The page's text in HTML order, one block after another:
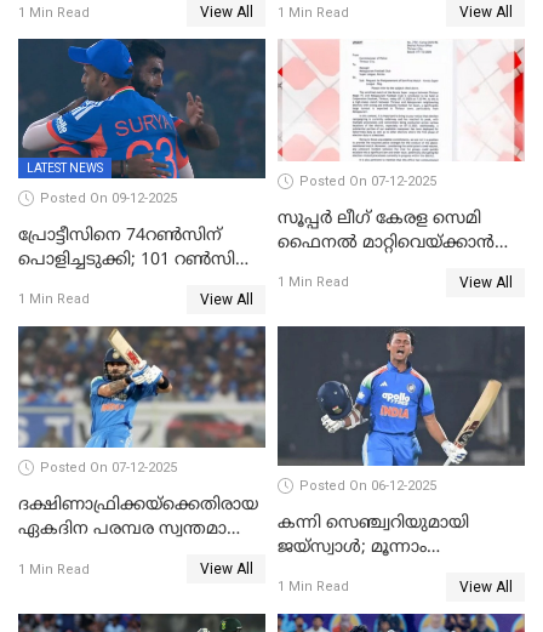
1 Min Read View All 1 Min Read View All
LATEST NEWS
Posted On 09-12-2025
പ്രോട്ടീസിനെ 74റൺസിന്‌
പൊളിച്ചടുക്കി; 101 റൺസിന്റെ
വിക്കറ്റ് തികയ്ക്കുന്ന
താരമായി ബുമ്ര
1 Min Read View All
Posted On 07-12-2025
സൂപ്പർ ലീഗ് കേരള സെമി
ഫൈനൽ മാറ്റിവെയ്ക്കാൻ
1 Min Read View All
Posted On 07-12-2025
ദക്ഷിണാഫ്രിക്കയ്‌ക്കെതിരായ
ഏകദിന പരമ്പര സ്വന്തമാക്കി
1 Min Read View All
Posted On 06-12-2025
കന്നി സെഞ്ച്വറിയുമായി
ജയ്‌സ്വാൾ; മൂന്നാം
പ്രോട്ടീസിനെതിരെ ജയം,
പരമ്പര
1 Min Read View All